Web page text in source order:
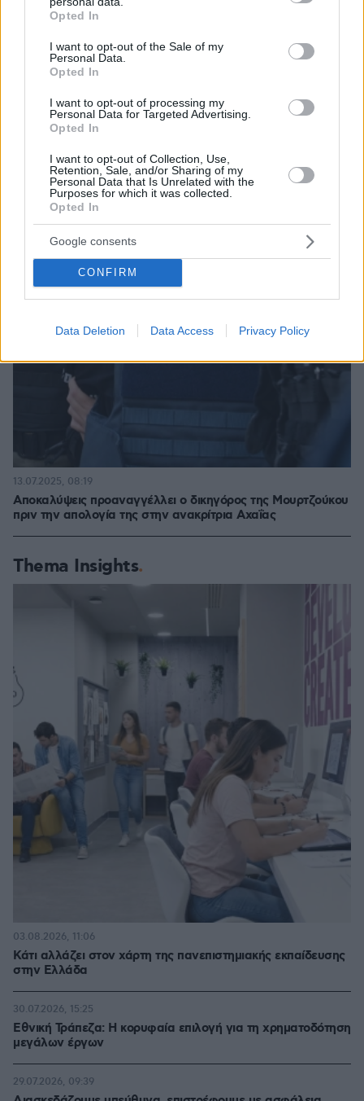
grant or deny consent to Google and its third-party tags to
use your data for below specified purposes in below Google
consent section.
Opted In
I want to opt-out of the Sale of my
Personal Data.
Opted In
I want to opt-out of processing my
Personal Data for Targeted Advertising.
Opted In
I want to opt-out of Collection, Use,
Retention, Sale, and/or Sharing of my
Personal Data that Is Unrelated with the
Purposes for which it was collected.
Opted In
Google consents
CONFIRM
Data Deletion Data Access Privacy Policy
Απολογείται η Μουρτζούκου στην ανακρίτρια - Έφτασε υπό
δρακόντεια μέτρα στην Πάτρα, κόσμος πήγε για να την
αποδοκιμάσει - Δείτε βίντεο
13.07.2025, 10:56
Αποκαλύψεις προαναγγέλλει ο δικηγόρος της Μουρτζούκου
πριν την απολογία της στην ανακρίτρια Αχαΐας
13.07.2025, 08:19
Thema Insights
Κάτι αλλάζει στον χάρτη της πανεπιστημιακής εκπαίδευσης
στην Ελλάδα
03.08.2026, 11:06
Εθνική Τράπεζα: Η κορυφαία επιλογή για τη χρηματοδότηση
μεγάλων έργων
30.07.2026, 15:25
29.07.2026, 09:39